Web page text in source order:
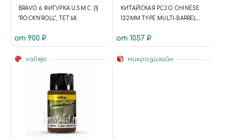
BRAVO 6 ФИГУРКА U.S.M.C. (1)
"ROCK'N'ROLL", TET'68
от 900 ₽
КИТАЙСКАЯ РСЗО CHINESE
122MM TYPE MULTI-BARREL
от 1057 ₽
vallejo микродизайн